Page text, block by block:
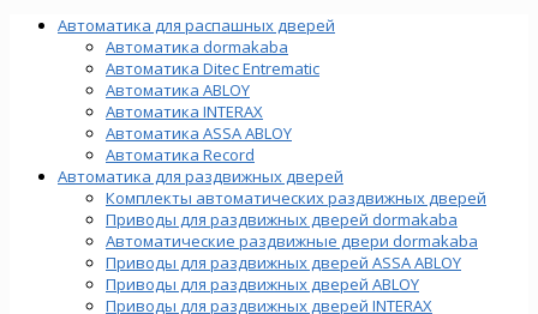
Автоматика для распашных дверей
Автоматика dormakaba
Автоматика Ditec Entrematic
Автоматика ABLOY
Автоматика INTERAX
Автоматика ASSA ABLOY
Автоматика Record
Автоматика для раздвижных дверей
Комплекты автоматических раздвижных дверей
Приводы для раздвижных дверей dormakaba
Автоматические раздвижные двери dormakaba
Приводы для раздвижных дверей ASSA ABLOY
Приводы для раздвижных дверей ABLOY
Приводы для раздвижных дверей INTERAX